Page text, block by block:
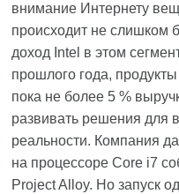
внимание Интернету
происходит не слишком
доход Intel в этом
прошлого года,
пока не более 5 %
развивать решения для
реальности. Компания
на процессоре Core i7
Project Alloy. Но запуск